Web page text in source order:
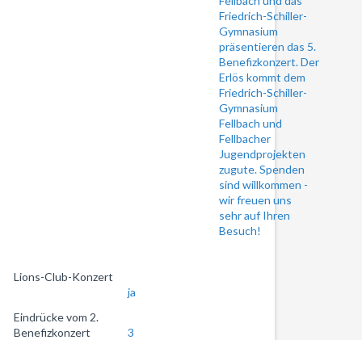
Friedrich-Schiller-
Gymnasium
präsentieren das 5.
Benefizkonzert. Der
Erlös kommt dem
Friedrich-Schiller-
Gymnasium
Fellbach und
Fellbacher
Jugendprojekten
zugute. Spenden
sind willkommen -
wir freuen uns
sehr auf Ihren
Besuch!
Lions-Club-Konzert
ja
Eindrücke vom 2.
Benefizkonzert
3